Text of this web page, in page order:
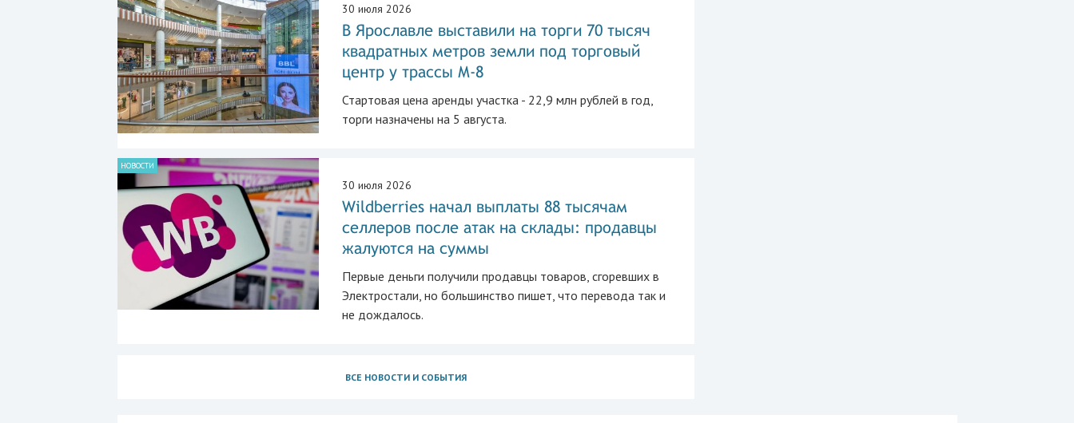
30 июля 2026
В Ярославле выставили на торги 70 тысяч
квадратных метров земли под торговый
центр у трассы М-8
Стартовая цена аренды участка - 22,9 млн рублей в год,
торги назначены на 5 августа.
НОВОСТИ
30 июля 2026
Wildberries начал выплаты 88 тысячам
селлеров после атак на склады: продавцы
жалуются на суммы
Первые деньги получили продавцы товаров, сгоревших в
Электростали, но большинство пишет, что перевода так и
не дождалось.
ВСЕ НОВОСТИ И СОБЫТИЯ